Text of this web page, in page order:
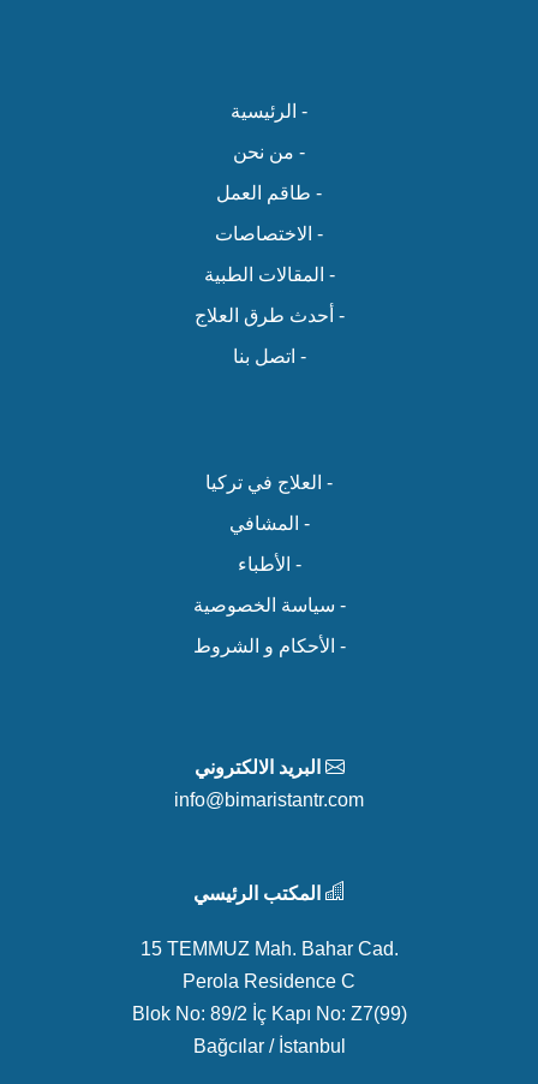
- الرئيسية
- من نحن
- طاقم العمل
- الاختصاصات
- المقالات الطبية
- أحدث طرق العلاج
- اتصل بنا
- العلاج في تركيا
- المشافي
- الأطباء
- سياسة الخصوصية
- الأحكام و الشروط
البريد الالكتروني
info@bimaristantr.com
المكتب الرئيسي
15 TEMMUZ Mah. Bahar Cad.
Perola Residence C
Blok No: 89/2 İç Kapı No: Z7(99)
Bağcılar / İstanbul